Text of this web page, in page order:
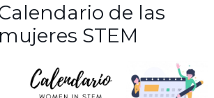
de las
mujeres STEM